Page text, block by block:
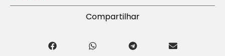
Compartilhar